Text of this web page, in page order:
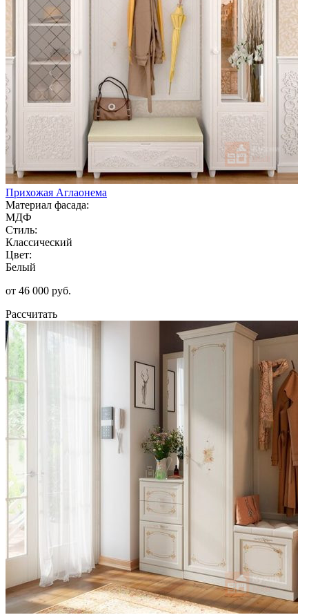
Прихожая Аглаонема
Материал фасада:
МДФ
Стиль:
Классический
Цвет:
Белый
от 46 000 руб.
Рассчитать